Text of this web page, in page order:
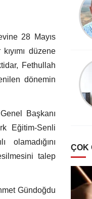
28 Mayıs
düzene
Fethullah
dönemin
Başkanı
Eğitim-Senli
olamadığını
talep
Gündoğdu
Sezer
Hayvan
ÇOK